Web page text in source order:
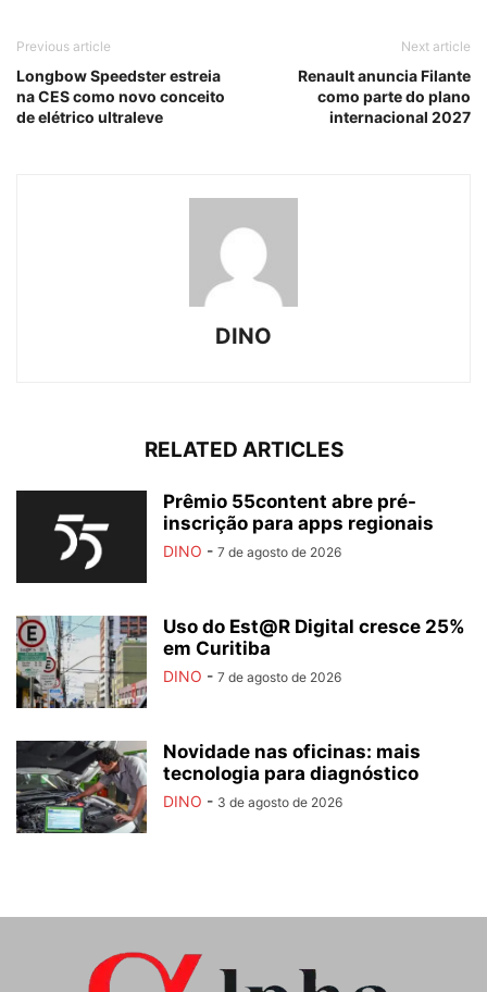
Previous article
Longbow Speedster estreia
na CES como novo conceito
de elétrico ultraleve
Next article
Renault anuncia Filante
como parte do plano
internacional 2027
DINO
RELATED ARTICLES
Prêmio 55content abre pré-
inscrição para apps regionais
DINO - 7 de agosto de 2026
Uso do Est@R Digital cresce 25%
em Curitiba
DINO - 7 de agosto de 2026
Novidade nas oficinas: mais
tecnologia para diagnóstico
DINO - 3 de agosto de 2026